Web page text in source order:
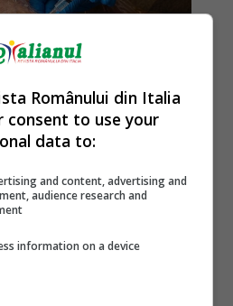
Românului din Italia
consent to use your
data to:
and content, advertising and
audience research and
information on a device